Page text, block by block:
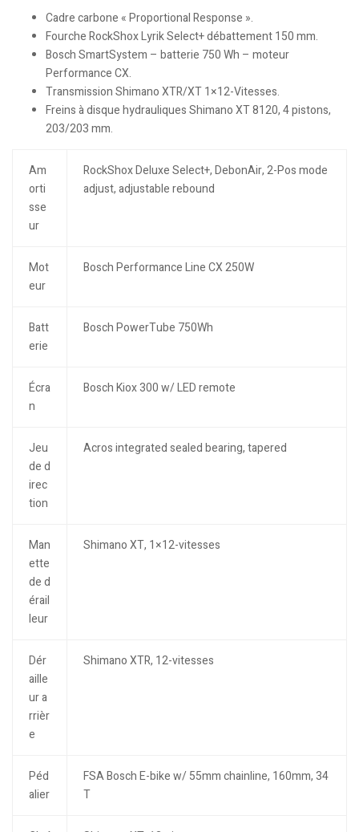
Cadre carbone « Proportional Response ».
Fourche RockShox Lyrik Select+ débattement 150 mm.
Bosch SmartSystem – batterie 750 Wh – moteur
Performance CX.
Transmission Shimano XTR/XT 1×12-Vitesses.
Freins à disque hydrauliques Shimano XT 8120, 4 pistons,
203/203 mm.
Am
orti
sse
ur
RockShox Deluxe Select+, DebonAir, 2-Pos mode
adjust, adjustable rebound
Mot
eur
Bosch Performance Line CX 250W
Batt
erie
Bosch PowerTube 750Wh
Écra
n
Bosch Kiox 300 w/ LED remote
Jeu
de d
irec
tion
Acros integrated sealed bearing, tapered
Man
ette
de d
érail
leur
Shimano XT, 1×12-vitesses
Dér
aille
ur a
rrièr
e
Shimano XTR, 12-vitesses
Péd
alier
FSA Bosch E-bike w/ 55mm chainline, 160mm, 34
T